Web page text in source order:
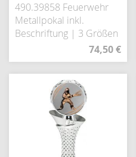
490.39858 Feuerwehr
Metallpokal inkl.
Beschriftung | 3 Größen
74,50 €